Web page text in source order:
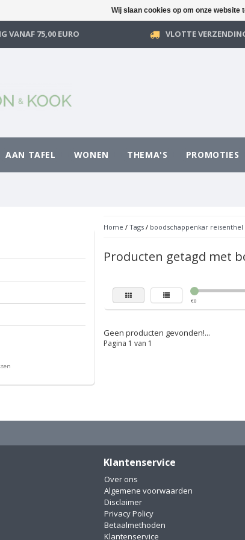
VANAF 75,00 EURO VLOTTE
AAN TAFEL WONEN THEMA'S PROMOTIES
Home / Tags/ boodschappenkar
Producten getagd met
€0
Geen producten gevonden!...
Pagina 1 van 1
Klantenservice
Over ons
Algemene voorwaarden
Disclaimer
Privacy Policy
Betaalmethoden
Klantenservice
Wij slaan cookies op om onze website